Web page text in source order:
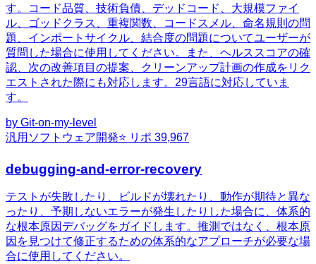
す。コード品質、技術負債、デッドコード、大規模ファイ
ル、ゴッドクラス、重複関数、コードスメル、命名規則の問
題、インポートサイクル、結合度の問題についてユーザーが
質問した場合に使用してください。また、ヘルススコアの確
認、次の改善項目の提案、クリーンアップ計画の作成をリク
エストされた際にも対応します。29言語に対応していま
す。
by Git-on-my-level
汎用 ソフトウェア開発⭐ リポ 39,967
debugging-and-error-recovery
テストが失敗したり、ビルドが壊れたり、動作が期待と異な
ったり、予期しないエラーが発生したりした場合に、体系的
な根本原因デバッグをガイドします。推測ではなく、根本原
因を見つけて修正するための体系的なアプローチが必要な場
合に使用してください。